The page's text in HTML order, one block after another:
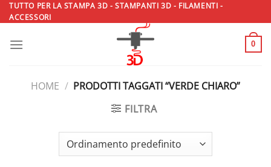
Salta
ai
TUTTO PER LA STAMPA 3D - STAMPANTI 3D - FILAMENTI -
ACCESSORI
0
HOME / PRODOTTI TAGGATI “VERDE CHIARO”
FILTRA